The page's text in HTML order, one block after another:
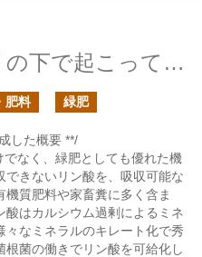
夏といえばヒマワリの下で起こっている土壌の変化
肥料 緑肥
した概要 **/
でなく、緑肥としても優れた機
きないリン酸を、吸収可能な
質肥料や家畜糞に多く含ま
はカルシウム過剰によるミネ
なミネラルのキレート化で秀
菌の働きでリン酸を可給化し